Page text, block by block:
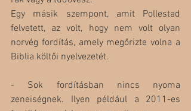
Egy másik szempont, amit Pollestad
felvetett, az volt, hogy nem volt olyan
norvég fordítás, amely megőrizte volna a
Biblia költői nyelvezetét.
- Sok fordításban nincs nyoma
zeneiségnek. Ilyen például a 2011-es